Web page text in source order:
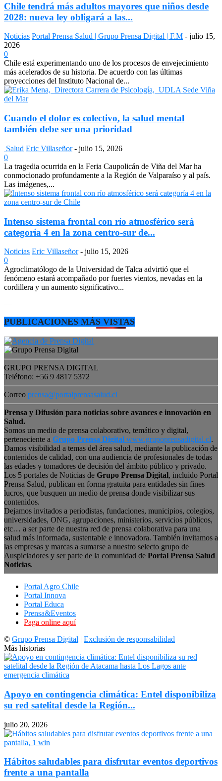
Chile tendrá más adultos mayores que niños desde
2028: nueva ley obligará a las...
Noticias Portal Prensa Salud | Grupo Prensa Digital | F.M - julio 15,
2026
0
Chile está experimentando uno de los procesos de envejecimiento
más acelerados de su historia. De acuerdo con las últimas
proyecciones del Instituto Nacional de...
Cuando el dolor es colectivo, la salud mental
también debe ser una prioridad
Salud Eric Villaseñor - julio 15, 2026
0
La tragedia ocurrida en la Feria Caupolicán de Viña del Mar ha
conmocionado profundamente a la Región de Valparaíso y al país.
Las imágenes,...
Intenso sistema frontal con río atmosférico será
categoría 4 en la zona centro-sur de...
Noticias Eric Villaseñor - julio 15, 2026
0
Agroclimatólogo de la Universidad de Talca advirtió que el
fenómeno estará acompañado por fuertes vientos, nevadas en la
cordillera y un aumento significativo...
—
PUBLICACIONES MÁS VISTAS
GRUPO PRENSA DIGITAL
Teléfono: +56 9 4817 5372
Correo prensa@portalprensasalud.cl
Prensa y Difusión para noticias sobre avances e innovación en
Salud.
Somos un medio de prensa colaborativo, temático y digital,
perteneciente a Grupo Prensa Digital www.grupoprensadigital.cl.
Damos visibilidad a temas del área salud, mediante la publicación de
contenidos de calidad, con una audiencia de profesionales de todas
las edades y tomadores de decisión del ámbito público y privado.
Los 5 portales de Noticias de Grupo Prensa Digital, incluido Portal
Prensa Salud, publican en forma gratuita para entidades sin fines
lucros, que busquen un medio de prensa donde visibilizar sus
contenidos.
Dejamos invitados a periodistas, fundaciones, municipios, colegios,
universidades, ONG, agrupaciones, ministerios, servicios públicos,
etc… a ser parte de nuestra red de prensa colaborativa para una
salud más informada, sustentable e innovadora. También invitamos a
las empresas y marcas a sumarse a nuestro selecto grupo de
Auspiciadores y ser parte de la comunidad de Portal Prensa Salud
Noticias.
Portal Agro Chile
Portal Innova
Portal Educa
Prensa&Eventos
Paga online aquí
© Grupo Prensa Digital | Exclusión de responsabilidad
Más historias
Apoyo en contingencia climática: Entel disponibiliza
su red satelital desde la Región...
julio 20, 2026
Hábitos saludables para disfrutar eventos deportivos
frente a una pantalla